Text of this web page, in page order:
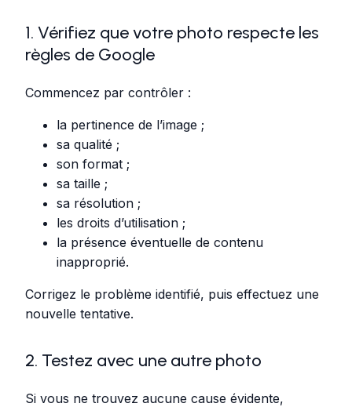
1. Vérifiez que votre photo respecte les
règles de Google
Commencez par contrôler :
la pertinence de l’image ;
sa qualité ;
son format ;
sa taille ;
sa résolution ;
les droits d’utilisation ;
la présence éventuelle de contenu
inapproprié.
Corrigez le problème identifié, puis effectuez une
nouvelle tentative.
2. Testez avec une autre photo
Si vous ne trouvez aucune cause évidente,